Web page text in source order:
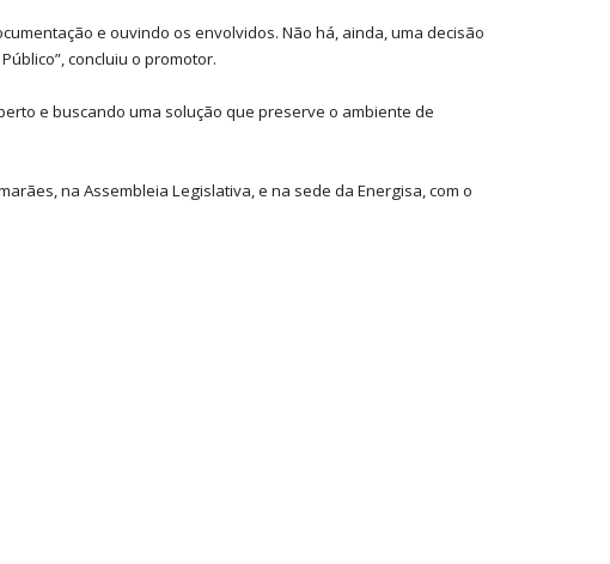
e ouvindo os envolvidos. Não há, ainda, uma decisão
concluiu o promotor.
e buscando uma solução que preserve o ambiente de
na Assembleia Legislativa, e na sede da Energisa, com o